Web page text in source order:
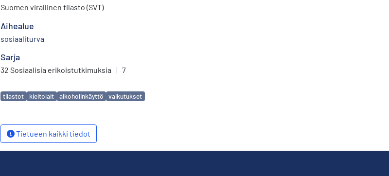
Suomen virallinen tilasto (SVT)
Aihealue
sosiaaliturva
Sarja
32 Sosiaalisia erikoistutkimuksia | 7
Avainsanat
tilastot kieltolait alkoholinkäyttö vaikutukset
Tietueen kaikki tiedot